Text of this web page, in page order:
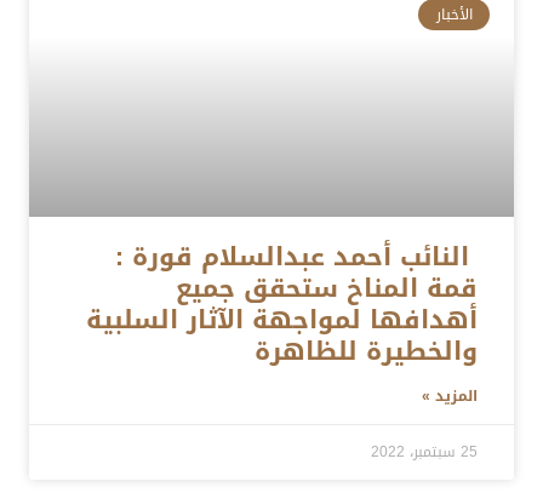
الأخبار
النائب أحمد عبدالسلام قورة :
قمة المناخ ستحقق جميع
أهدافها لمواجهة الآثار السلبية
والخطيرة للظاهرة
المزيد »
25 سبتمبر، 2022